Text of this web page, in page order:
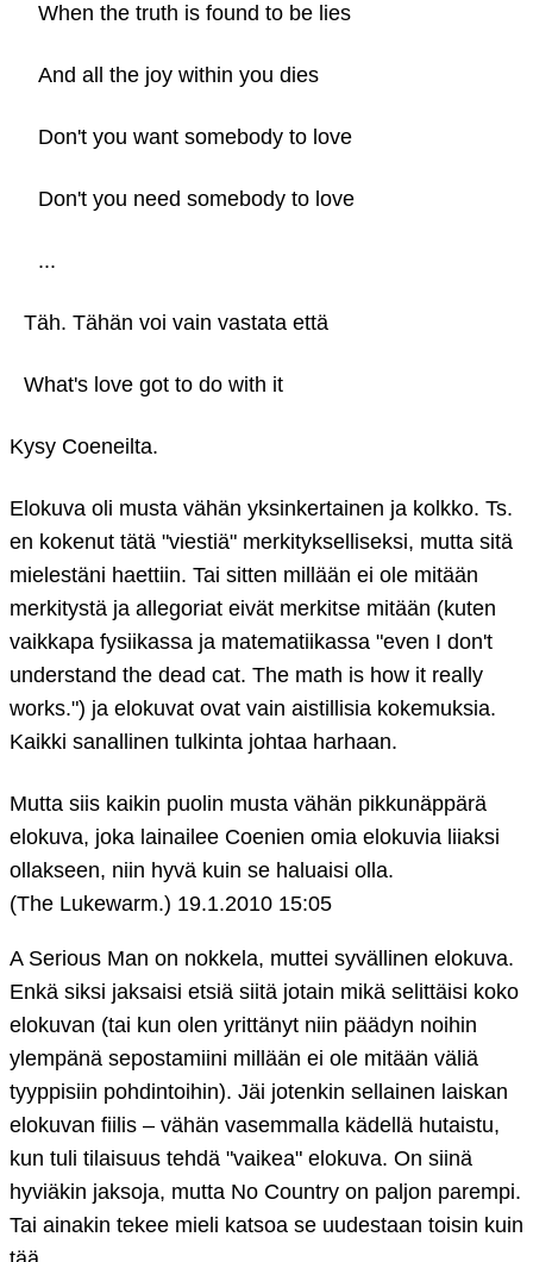
When the truth is found to be lies
And all the joy within you dies
Don't you want somebody to love
Don't you need somebody to love
...
Täh. Tähän voi vain vastata että
What's love got to do with it
Kysy Coeneilta.
Elokuva oli musta vähän yksinkertainen ja kolkko. Ts.
en kokenut tätä "viestiä" merkitykselliseksi, mutta sitä
mielestäni haettiin. Tai sitten millään ei ole mitään
merkitystä ja allegoriat eivät merkitse mitään (kuten
vaikkapa fysiikassa ja matematiikassa "even I don't
understand the dead cat. The math is how it really
works.") ja elokuvat ovat vain aistillisia kokemuksia.
Kaikki sanallinen tulkinta johtaa harhaan.
Mutta siis kaikin puolin musta vähän pikkunäppärä
elokuva, joka lainailee Coenien omia elokuvia liiaksi
ollakseen, niin hyvä kuin se haluaisi olla.
(The Lukewarm.) 19.1.2010 15:05
A Serious Man on nokkela, muttei syvällinen elokuva.
Enkä siksi jaksaisi etsiä siitä jotain mikä selittäisi koko
elokuvan (tai kun olen yrittänyt niin päädyn noihin
ylempänä sepostamiini millään ei ole mitään väliä
tyyppisiin pohdintoihin). Jäi jotenkin sellainen laiskan
elokuvan fiilis – vähän vasemmalla kädellä hutaistu,
kun tuli tilaisuus tehdä "vaikea" elokuva. On siinä
hyviäkin jaksoja, mutta No Country on paljon parempi.
Tai ainakin tekee mieli katsoa se uudestaan toisin kuin